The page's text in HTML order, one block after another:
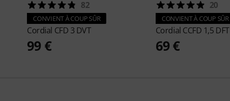
82
CONVIENT À COUP SÛR
Cordial CFD 3 DVT
99 €
20
CONVIENT À COUP SÛR
Cordial CCFD 1,5 DFT
69 €